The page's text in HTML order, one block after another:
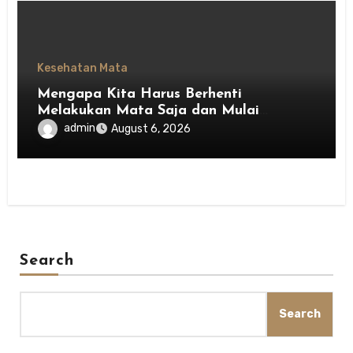
Kesehatan Mata
Mengapa Kita Harus Berhenti
Melakukan Mata Saja dan Mulai
Menghargai Privasi Orang Lain
admin August 6, 2026
Search
Search